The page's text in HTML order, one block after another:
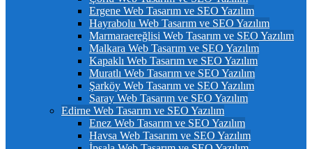
Ergene Web Tasarım ve SEO Yazılım
Hayrabolu Web Tasarım ve SEO Yazılım
Marmaraereğlisi Web Tasarım ve SEO Yazılım
Malkara Web Tasarım ve SEO Yazılım
Kapaklı Web Tasarım ve SEO Yazılım
Muratlı Web Tasarım ve SEO Yazılım
Şarköy Web Tasarım ve SEO Yazılım
Saray Web Tasarım ve SEO Yazılım
Edirne Web Tasarım ve SEO Yazılım
Enez Web Tasarım ve SEO Yazılım
Havsa Web Tasarım ve SEO Yazılım